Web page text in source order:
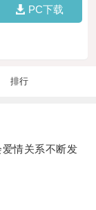
PC下载
排行
情关系不断发